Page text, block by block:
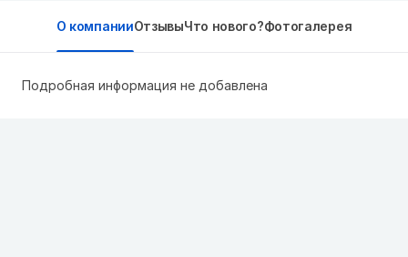
О компанииОтзывыЧто нового?Фотогалерея
Подробная информация не добавлена